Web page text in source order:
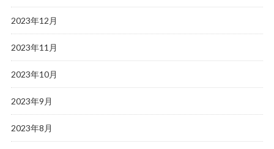
2023年12月
2023年11月
2023年10月
2023年9月
2023年8月